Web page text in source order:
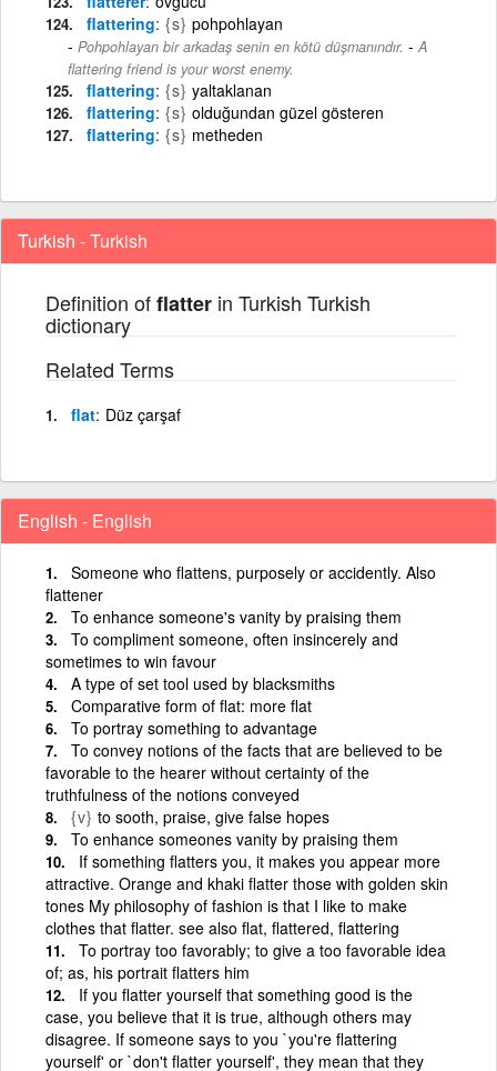
flattering {s} pohpohlayan
Pohpohlayan bir arkadaş senin en kötü düşmanındır. - A
flattering friend is your worst enemy.
flattering {s} yaltaklanan
flattering {s} olduğundan güzel gösteren
flattering {s} metheden
Turkish - Turkish
Definition offlatter in Turkish Turkish
dictionary
Related Terms
flat Düz çarşaf
English - English
Someone who flattens, purposely or accidently. Also
flattener
To enhance someone's vanity by praising them
To compliment someone, often insincerely and
sometimes to win favour
A type of set tool used by blacksmiths
Comparative form of flat: more flat
To portray something to advantage
To convey notions of the facts that are believed to be
favorable to the hearer without certainty of the
truthfulness of the notions conveyed
{v} to sooth, praise, give false hopes
To enhance someones vanity by praising them
If something flatters you, it makes you appear more
attractive. Orange and khaki flatter those with golden skin
tones My philosophy of fashion is that I like to make
clothes that flatter. see also flat, flattered, flattering
To portray too favorably; to give a too favorable idea
of; as, his portrait flatters him
If you flatter yourself that something good is the
case, you believe that it is true, although others may
disagree. If someone says to you `you're flattering
yourself' or `don't flatter yourself', they mean that they